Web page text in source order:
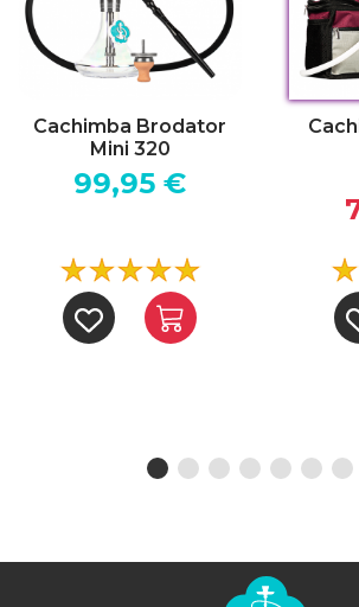
Cachimba Brodator
Mini 320
99,95 €